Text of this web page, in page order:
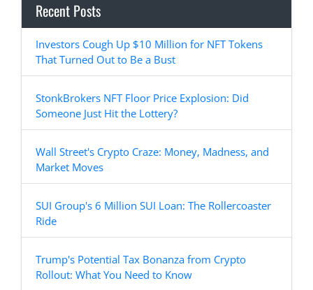
Recent Posts
Investors Cough Up $10 Million for NFT Tokens
That Turned Out to Be a Bust
StonkBrokers NFT Floor Price Explosion: Did
Someone Just Hit the Lottery?
Wall Street's Crypto Craze: Money, Madness, and
Market Moves
SUI Group's 6 Million SUI Loan: The Rollercoaster
Ride
Trump's Potential Tax Bonanza from Crypto
Rollout: What You Need to Know